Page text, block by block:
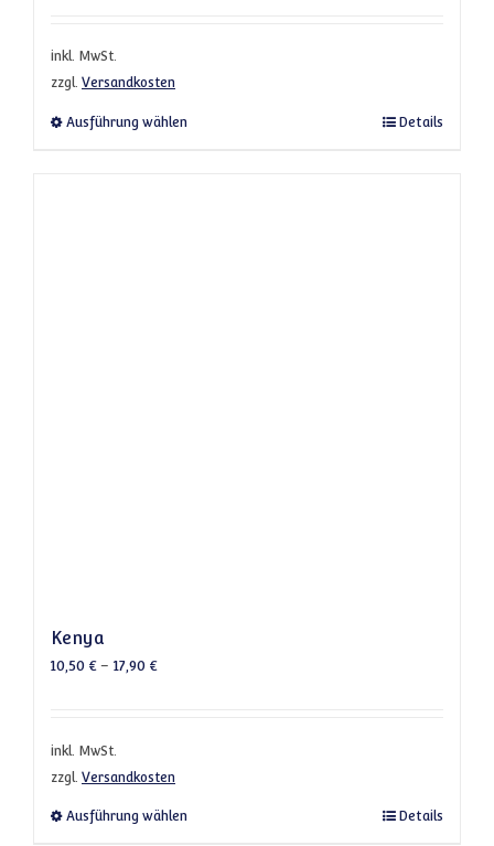
inkl. MwSt.
zzgl. Versandkosten
Ausführung wählen Dieses Produkt weist mehrere Varianten
Details
Kenya
10,50 €– 17,90 €
inkl. MwSt.
zzgl. Versandkosten
Ausführung wählen Dieses Produkt weist mehrere Varianten
Details